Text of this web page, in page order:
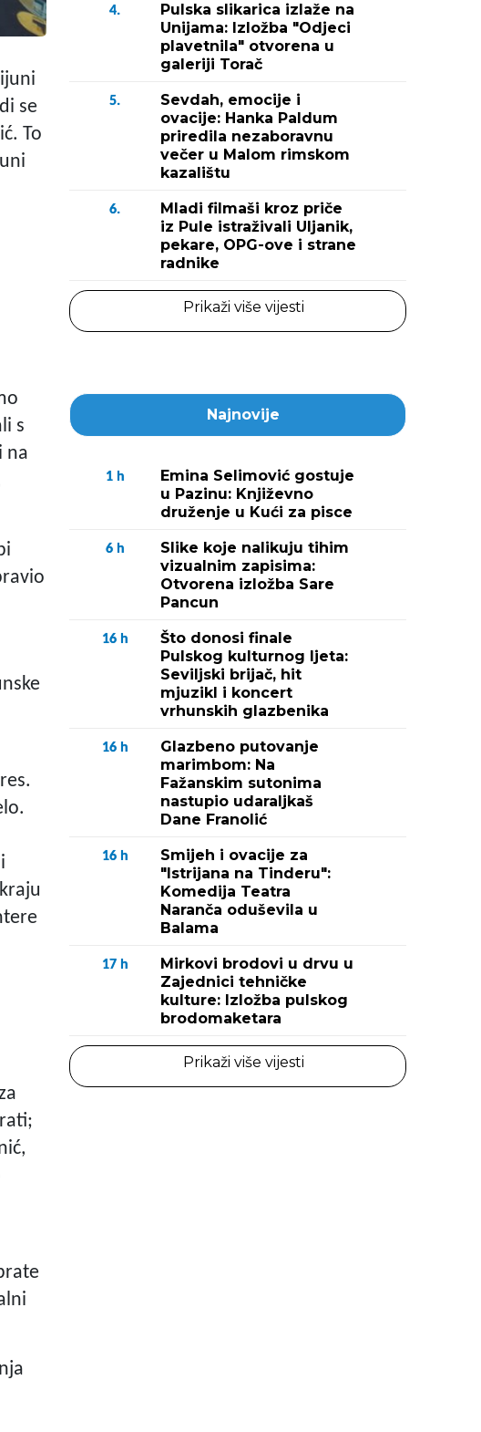
se
To
s
na
4.
Pulska slikarica izlaže na
Unijama: Izložba "Odjeci
plavetnila" otvorena u
galeriji Torač
5.
Sevdah, emocije i
ovacije: Hanka Paldum
priredila nezaboravnu
večer u Malom rimskom
kazalištu
6.
Mladi filmaši kroz priče
iz Pule istraživali Uljanik,
pekare, OPG-ove i strane
radnike
Prikaži više vijesti
Najnovije
1 h
Emina Selimović gostuje
u Pazinu: Književno
druženje u Kući za pisce
6 h
Slike koje nalikuju tihim
vizualnim zapisima:
Otvorena izložba Sare
Pancun
16 h
Što donosi finale
Pulskog kulturnog ljeta:
Seviljski brijač, hit
mjuzikl i koncert
vrhunskih glazbenika
16 h
Glazbeno putovanje
marimbom: Na
Fažanskim sutonima
nastupio udaraljkaš
Dane Franolić
16 h
Smijeh i ovacije za
"Istrijana na Tinderu":
Komedija Teatra
Naranča oduševila u
Balama
17 h
Mirkovi brodovi u drvu u
Zajednici tehničke
kulture: Izložba pulskog
brodomaketara
Prikaži više vijesti